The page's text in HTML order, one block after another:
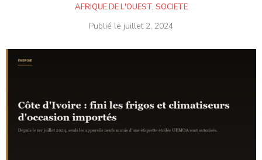
AFRIQUE DE L'OUEST, SOCIETE
Publié le juillet 2, 2024